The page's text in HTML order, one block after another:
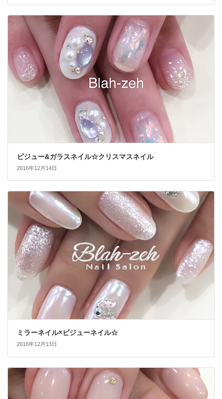
ビジュー&ガラスネイル☆クリスマスネイル
2016年12月14日
ミラーネイル×ビジューネイル☆
2016年12月13日